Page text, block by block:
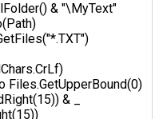
& "\MyText"
Files.GetUpperBound(0)
& _